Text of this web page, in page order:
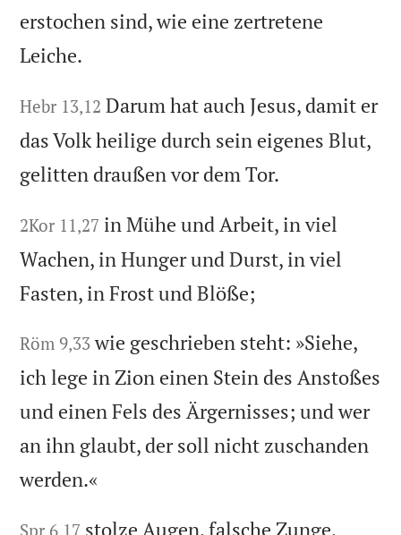
erstochen sind, wie eine zertretene
Leiche.
Hebr 13,12 Darum hat auch Jesus, damit er
das Volk heilige durch sein eigenes Blut,
gelitten draußen vor dem Tor.
2Kor 11,27 in Mühe und Arbeit, in viel
Wachen, in Hunger und Durst, in viel
Fasten, in Frost und Blöße;
Röm 9,33 wie geschrieben steht: »Siehe,
ich lege in Zion einen Stein des Anstoßes
und einen Fels des Ärgernisses; und wer
an ihn glaubt, der soll nicht zuschanden
werden.«
Spr 6,17 stolze Augen, falsche Zunge,